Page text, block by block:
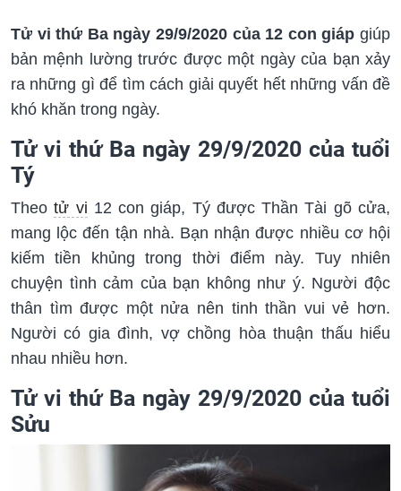
Tử vi thứ Ba ngày 29/9/2020 của 12 con giáp giúp
bản mệnh lường trước được một ngày của bạn xảy
ra những gì để tìm cách giải quyết hết những vấn đề
khó khăn trong ngày.
Tử vi thứ Ba ngày 29/9/2020 của tuổi
Tý
Theotử vi 12 con giáp, Tý được Thần Tài gõ cửa,
mang lộc đến tận nhà. Bạn nhận được nhiều cơ hội
kiếm tiền khủng trong thời điểm này. Tuy nhiên
chuyện tình cảm của bạn không như ý. Người độc
thân tìm được một nửa nên tinh thần vui vẻ hơn.
Người có gia đình, vợ chồng hòa thuận thấu hiểu
nhau nhiều hơn.
Tử vi thứ Ba ngày 29/9/2020 của tuổi
Sửu